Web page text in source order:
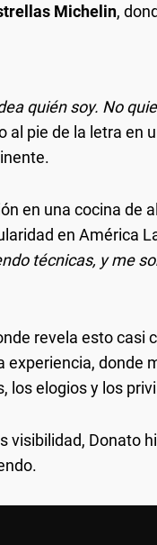
Michelin,
quién soy. No
al pie de la letra en
en una cocina de
en América
técnicas, y me
revela esto casi
donde
los elogios y los
visibilidad, Donato